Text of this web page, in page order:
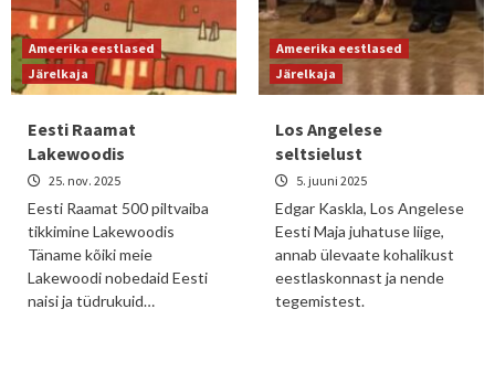
Ameerika eestlased
Järelkaja
Eesti Raamat
Lakewoodis
25. nov. 2025
Eesti Raamat 500 piltvaiba
tikkimine Lakewoodis
Täname kõiki meie
Lakewoodi nobedaid Eesti
naisi ja tüdrukuid…
Ameerika eestlased
Järelkaja
Los Angelese
seltsielust
5. juuni 2025
Edgar Kaskla, Los Angelese
Eesti Maja juhatuse liige,
annab ülevaate kohalikust
eestlaskonnast ja nende
tegemistest.